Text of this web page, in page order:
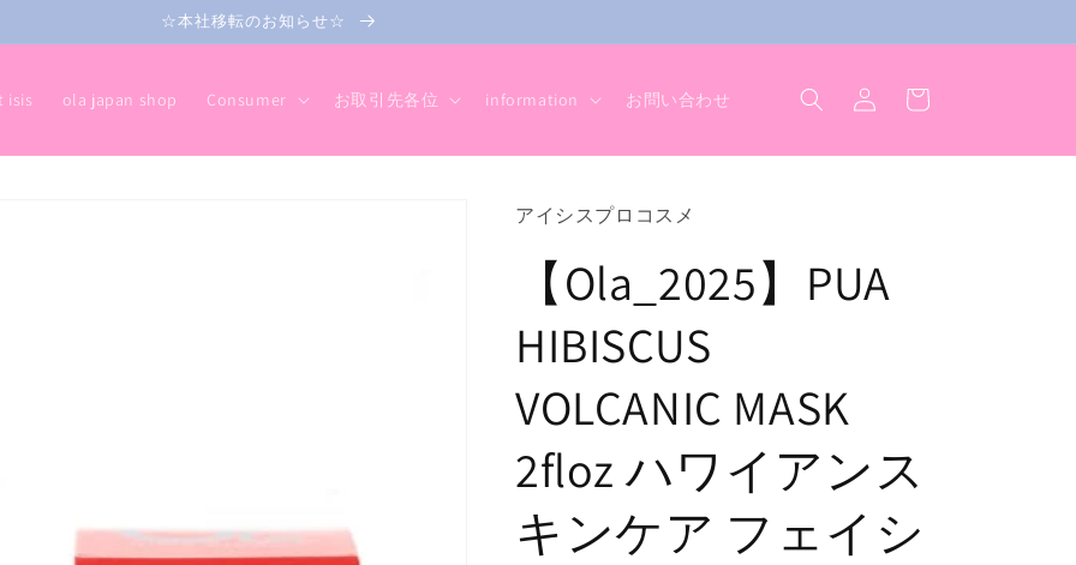
☆本社移転のお知らせ☆
isis ola japan shop Consumer お取引先各位 information お問い合わせ
グ
イ
ー
アイシスプロコスメ
【Ola_2025】PUA
HIBISCUS
VOLCANIC MASK
2floz ハワイアンス
キンケア フェイシ